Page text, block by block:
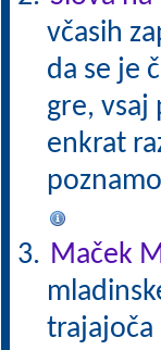
včasih
da se je
gre, vsaj
enkrat
Maček
trajajoča